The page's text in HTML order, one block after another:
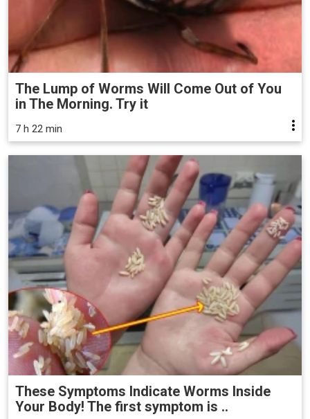
The Lump of Worms Will Come Out of You
in The Morning. Try it
7 h 22 min
These Symptoms Indicate Worms Inside
Your Body! The first symptom is ..